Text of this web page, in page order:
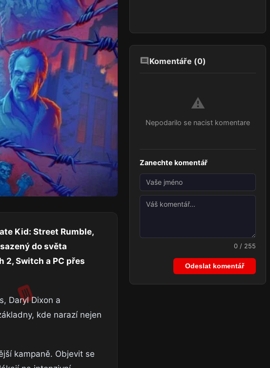
Kid: Street Rumble,
do světa
2, Switch a PC přes
Daryl Dixon a
kde narazí nejen
kampaně. Objevit se
Komentáře (0)
⚠️
Nepodarilo se nacist komentare
Zanechte komentář
0 / 255
Odeslat komentář